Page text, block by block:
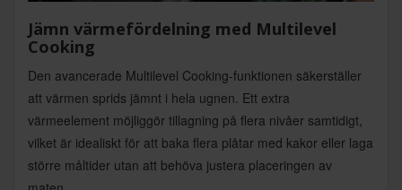
Jämn värmefördelning med Multilevel
Cooking
Den avancerade Multilevel Cooking-funktionen säkerställer
att värmen sprids jämnt i hela ugnen. Ett extra
värmeelement möjliggör tillagning på flera nivåer samtidigt,
vilket är idealiskt för att baka flera plåtar med kakor eller laga
större måltider utan att behöva justera placeringen av